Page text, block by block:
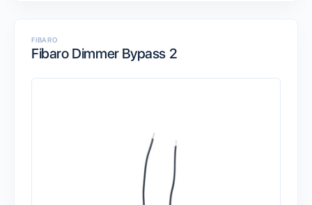
FIBARO
Fibaro Dimmer Bypass 2